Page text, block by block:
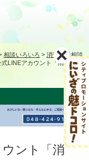
相談いろいろ > 消費生活相談
LINEアカウント「消費者庁
ント「消